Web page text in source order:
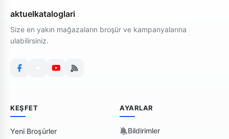
aktuelkataloglari
Size en yakın mağazaların broşür ve kampanyalarına
ulabilirsiniz.
KEŞFET
Yeni Broşürler
AYARLAR
Bildirimler